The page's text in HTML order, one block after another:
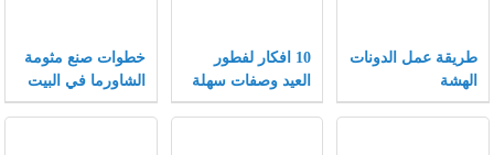
طريقة عمل الدونات
الهشة
10 افكار لفطور
العيد وصفات سهلة
وسريعة لفطور
خطوات صنع مثومة
الشاورما في البيت